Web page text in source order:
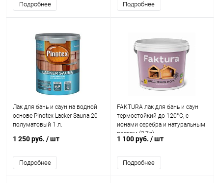
Подробнее Подробнее
Лак для бань и саун на водной
основе Pinotex Lacker Sauna 20
полуматовый 1 л.
1 250 руб. / шт
Подробнее
FAKTURA лак для бань и саун
термостойкий до 120°С, с
ионами серебра и натуральным
воском (2,7л)
1 100 руб. / шт
Подробнее